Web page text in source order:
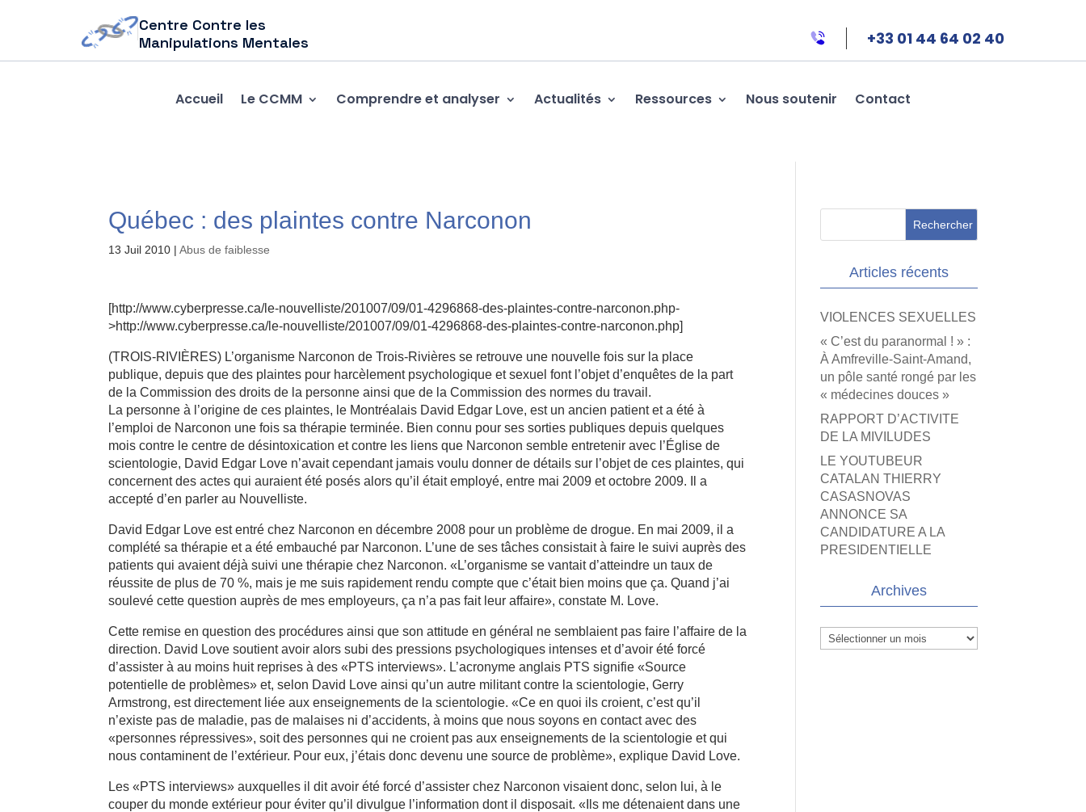
Centre Contre les
Manipulations Mentales
+33 01 44 64 02 40
Accueil Le CCMM Comprendre et analyser Actualités Ressources Nous soutenir Contact
Québec : des plaintes contre Narconon
13 Juil 2010 |Abus de faiblesse
[http://www.cyberpresse.ca/le-nouvelliste/201007/09/01-4296868-des-plaintes-contre-narconon.php-
>http://www.cyberpresse.ca/le-nouvelliste/201007/09/01-4296868-des-plaintes-contre-narconon.php]
(TROIS-RIVIÈRES) L’organisme Narconon de Trois-Rivières se retrouve une nouvelle fois sur la place
publique, depuis que des plaintes pour harcèlement psychologique et sexuel font l’objet d’enquêtes de la part
de la Commission des droits de la personne ainsi que de la Commission des normes du travail.
La personne à l’origine de ces plaintes, le Montréalais David Edgar Love, est un ancien patient et a été à
l’emploi de Narconon une fois sa thérapie terminée. Bien connu pour ses sorties publiques depuis quelques
mois contre le centre de désintoxication et contre les liens que Narconon semble entretenir avec l’Église de
scientologie, David Edgar Love n’avait cependant jamais voulu donner de détails sur l’objet de ces plaintes, qui
concernent des actes qui auraient été posés alors qu’il était employé, entre mai 2009 et octobre 2009. Il a
accepté d’en parler au Nouvelliste.
David Edgar Love est entré chez Narconon en décembre 2008 pour un problème de drogue. En mai 2009, il a
complété sa thérapie et a été embauché par Narconon. L’une de ses tâches consistait à faire le suivi auprès des
patients qui avaient déjà suivi une thérapie chez Narconon. «L’organisme se vantait d’atteindre un taux de
réussite de plus de 70 %, mais je me suis rapidement rendu compte que c’était bien moins que ça. Quand j’ai
soulevé cette question auprès de mes employeurs, ça n’a pas fait leur affaire», constate M. Love.
Cette remise en question des procédures ainsi que son attitude en général ne semblaient pas faire l’affaire de la
direction. David Love soutient avoir alors subi des pressions psychologiques intenses et d’avoir été forcé
d’assister à au moins huit reprises à des «PTS interviews». L’acronyme anglais PTS signifie «Source
potentielle de problèmes» et, selon David Love ainsi qu’un autre militant contre la scientologie, Gerry
Armstrong, est directement liée aux enseignements de la scientologie. «Ce en quoi ils croient, c’est qu’il
n’existe pas de maladie, pas de malaises ni d’accidents, à moins que nous soyons en contact avec des
«personnes répressives», soit des personnes qui ne croient pas aux enseignements de la scientologie et qui
nous contaminent de l’extérieur. Pour eux, j’étais donc devenu une source de problème», explique David Love.
Les «PTS interviews» auxquelles il dit avoir été forcé d’assister chez Narconon visaient donc, selon lui, à le
couper du monde extérieur pour éviter qu’il divulgue l’information dont il disposait. «Ils me détenaient dans une
Articles récents
VIOLENCES SEXUELLES
« C’est du paranormal ! » :
À Amfreville-Saint-Amand,
un pôle santé rongé par les
« médecines douces »
RAPPORT D’ACTIVITE
DE LA MIVILUDES
LE YOUTUBEUR
CATALAN THIERRY
CASASNOVAS
ANNONCE SA
CANDIDATURE A LA
PRESIDENTIELLE
Archives
Archives